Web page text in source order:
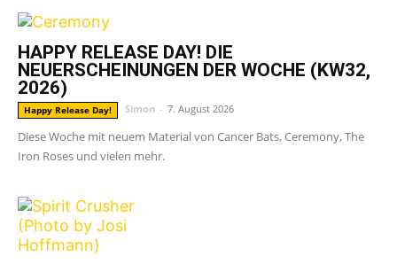
HAPPY RELEASE DAY! DIE
NEUERSCHEINUNGEN DER WOCHE (KW32,
2026)
Happy Release Day! Simon - 7. August 2026
Diese Woche mit neuem Material von Cancer Bats, Ceremony, The
Iron Roses und vielen mehr.